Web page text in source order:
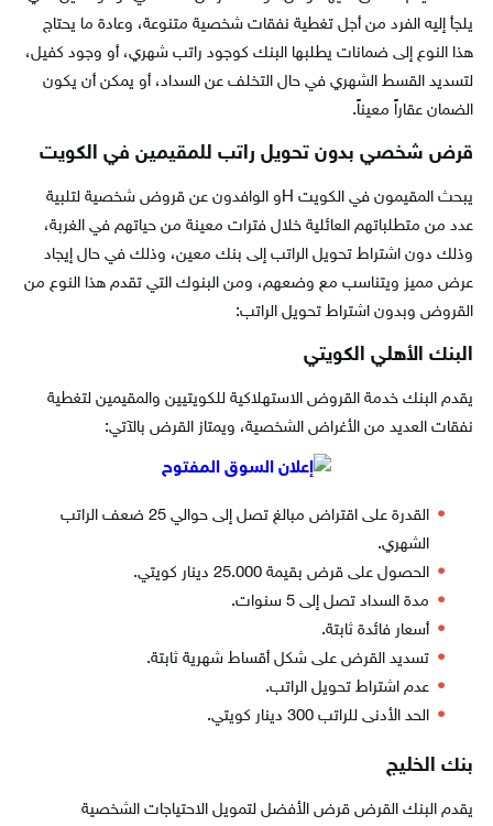
يلجأ إليه الفرد من أجل تغطية نفقات شخصية متنوعة، وعادة ما يحتاج
هذا النوع إلى ضمانات يطلبها البنك كوجود راتب شهري، أو وجود كفيل،
لتسديد القسط الشهري في حال التخلف عن السداد، أو يمكن أن يكون
الضمان عقاراً معيناً.
قرض شخصي بدون تحويل راتب للمقيمين في الكويت
يبحث المقيمون في الكويت Hو الوافدون عن قروض شخصية لتلبية
عدد من متطلباتهم العائلية خلال فترات معينة من حياتهم في الغربة،
وذلك دون اشتراط تحويل الراتب إلى بنك معين، وذلك في حال إيجاد
عرض مميز ويتناسب مع وضعهم، ومن البنوك التي تقدم هذا النوع من
القروض وبدون اشتراط تحويل الراتب:
البنك الأهلي الكويتي
يقدم البنك خدمة القروض الاستهلاكية للكويتيين والمقيمين لتغطية
نفقات العديد من الأغراض الشخصية، ويمتاز القرض بالآتي:
القدرة على اقتراض مبالغ تصل إلى حوالي 25 ضعف الراتب
الشهري.
الحصول على قرض بقيمة 25.000 دينار كويتي.
مدة السداد تصل إلى 5 سنوات.
أسعار فائدة ثابتة.
تسديد القرض على شكل أقساط شهرية ثابتة.
عدم اشتراط تحويل الراتب.
الحد الأدنى للراتب 300 دينار كويتي.
بنك الخليج
يقدم البنك القرض قرض الأفضل لتمويل الاحتياجات الشخصية